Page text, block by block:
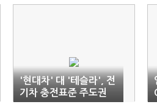
'현대차' 대 '테슬라', 전
기차 충전표준 주도권
잡아라